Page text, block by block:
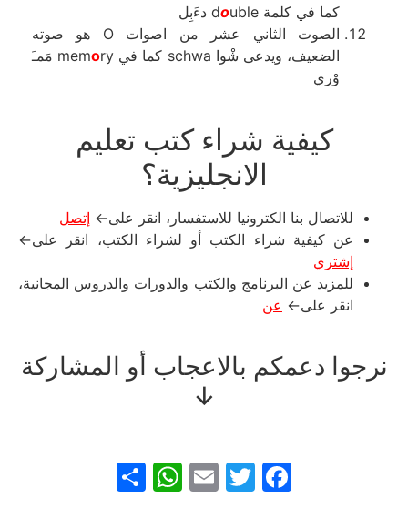
كما في كلمة d
ouble دءَبِل
الصوت الثاني عشر من اصوات O هو صوته
الضعيف، ويدعى شْوا schwa كما في mem
o
ry مَمـَ
وْري
كيفية شراء كتب تعليم
الانجليزية؟
للاتصال بنا الكترونيا للاستفسار، انقر على← إتصل
عن كيفية شراء الكتب أو لشراء الكتب، انقر على←
إشتري
للمزيد عن البرنامج والكتب والدورات والدروس المجانية،
انقر على← عن
نرجوا دعمكم بالاعجاب أو المشاركة
↓
Facebook
Twitter
Email
WhatsApp